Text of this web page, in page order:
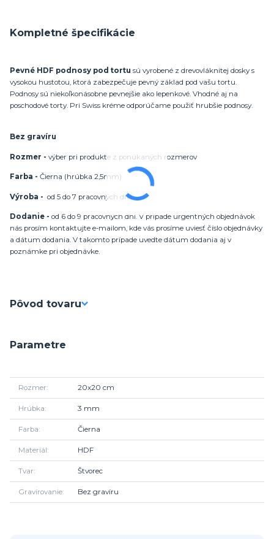
Kompletné špecifikácie
Pevné HDF podnosy pod tortu sú vyrobené z drevovláknitej dosky s
vysokou hustotou, ktorá zabezpečuje pevný základ pod vašu tortu.
Podnosy sú niekoľkonásobne pevnejšie ako lepenkové. Vhodné aj na
poschodové torty. Pri Swiss kréme odporúčame použiť hrubšie podnosy.
Bez gravíru
Rozmer - výber pri produkte z ponúkaných rozmerov
Farba - Čierna (hrúbka 2,5mm)
Výroba - od 5 do 7 pracovných dní
Dodanie - od 6 do 9 pracovných dní. V prípade urgentných objednávok
nás prosím kontaktujte e-mailom, kde vás prosíme uviesť číslo objednávky
a dátum dodania. V takomto prípade uvedte dátum dodania aj v
poznámke pri objednávke.
Pôvod tovaru
Parametre
Rozmer 20x20 cm
Hrúbka 3 mm
Farba Čierna
Materiál HDF
Tvar Štvorec
Gravírovanie Bez gravíru